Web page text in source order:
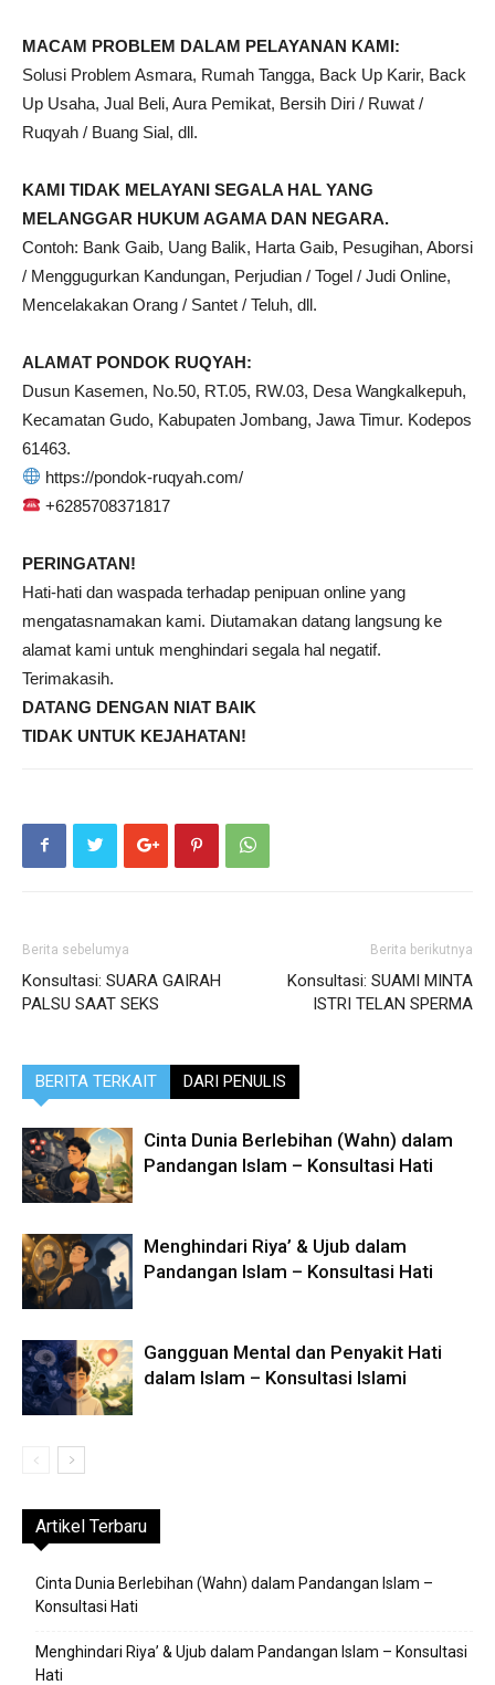
MACAM PROBLEM DALAM PELAYANAN KAMI:
Solusi Problem Asmara, Rumah Tangga, Back Up Karir, Back
Up Usaha, Jual Beli, Aura Pemikat, Bersih Diri / Ruwat /
Ruqyah / Buang Sial, dll.
KAMI TIDAK MELAYANI SEGALA HAL YANG
MELANGGAR HUKUM AGAMA DAN NEGARA.
Contoh: Bank Gaib, Uang Balik, Harta Gaib, Pesugihan, Aborsi
/ Menggugurkan Kandungan, Perjudian / Togel / Judi Online,
Mencelakakan Orang / Santet / Teluh, dll.
ALAMAT PONDOK RUQYAH:
Dusun Kasemen, No.50, RT.05, RW.03, Desa Wangkalkepuh,
Kecamatan Gudo, Kabupaten Jombang, Jawa Timur. Kodepos
61463.
https://pondok-ruqyah.com/
+6285708371817
PERINGATAN!
Hati-hati dan waspada terhadap penipuan online yang
mengatasnamakan kami. Diutamakan datang langsung ke
alamat kami untuk menghindari segala hal negatif.
Terimakasih.
DATANG DENGAN NIAT BAIK
TIDAK UNTUK KEJAHATAN!
Berita sebelumya
Konsultasi: SUARA GAIRAH
PALSU SAAT SEKS
Berita berikutnya
Konsultasi: SUAMI MINTA
ISTRI TELAN SPERMA
BERITA TERKAIT DARI PENULIS
Cinta Dunia Berlebihan (Wahn) dalam
Pandangan Islam – Konsultasi Hati
Menghindari Riya’ & Ujub dalam
Pandangan Islam – Konsultasi Hati
Gangguan Mental dan Penyakit Hati
dalam Islam – Konsultasi Islami
Artikel Terbaru
Cinta Dunia Berlebihan (Wahn) dalam Pandangan Islam –
Konsultasi Hati
Menghindari Riya’ & Ujub dalam Pandangan Islam – Konsultasi
Hati